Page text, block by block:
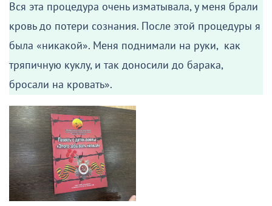
Вся эта процедура очень изматывала, у меня брали
кровь до потери сознания. После этой процедуры я
была «никакой». Меня поднимали на руки, как
тряпичную куклу, и так доносили до барака,
бросали на кровать».